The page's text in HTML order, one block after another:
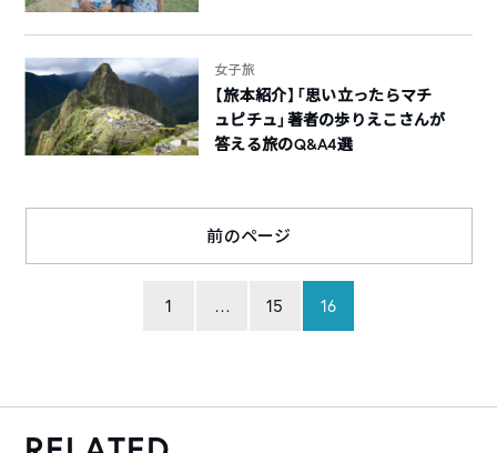
女子旅
【旅本紹介】「思い立ったらマチ
ュピチュ」著者の歩りえこさんが
答える旅のQ&A4選
前のページ
1 … 15 16